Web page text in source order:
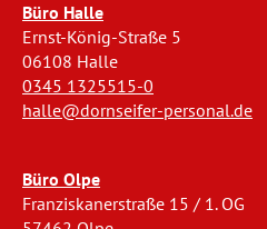
Büro Halle
Ernst-König-Straße 5
06108 Halle
0345 1325515-0
halle@dornseifer-personal.de
Büro Olpe
Franziskanerstraße 15 / 1. OG